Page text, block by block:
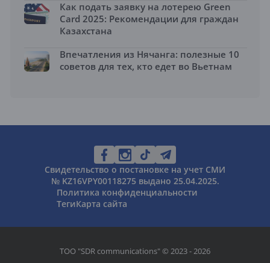
Как подать заявку на лотерею Green
Card 2025: Рекомендации для граждан
Казахстана
Впечатления из Нячанга: полезные 10
советов для тех, кто едет во Вьетнам
Свидетельство о постановке на учет СМИ
№ KZ16VPY00118275 выдано 25.04.2025.
Политика конфиденциальности
ТегиКарта сайта
ТОО "SDR communications" © 2023 - 2026